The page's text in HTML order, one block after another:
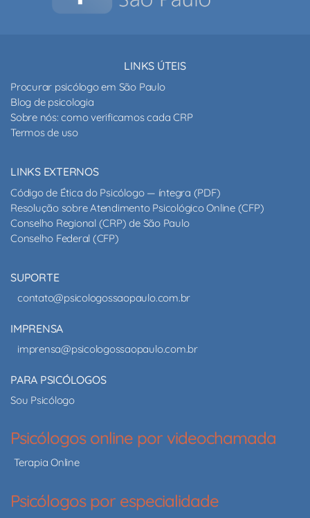
LINKS ÚTEIS
Procurar psicólogo em São Paulo
Blog de psicologia
Sobre nós: como verificamos cada CRP
Termos de uso
LINKS EXTERNOS
Código de Ética do Psicólogo — íntegra (PDF)
Resolução sobre Atendimento Psicológico Online (CFP)
Conselho Regional (CRP) de São Paulo
Conselho Federal (CFP)
SUPORTE
contato@psicologossaopaulo.com.br
IMPRENSA
imprensa@psicologossaopaulo.com.br
PARA PSICÓLOGOS
Sou Psicólogo
Psicólogos online por videochamada
Terapia Online
Psicólogos por especialidade